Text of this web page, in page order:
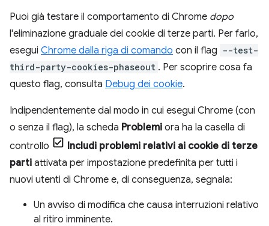
Puoi già testare il comportamento di Chrome dopo
l'eliminazione graduale dei cookie di terze parti. Per farlo,
esegui Chrome dalla riga di comando con il flag --test-
third-party-cookies-phaseout . Per scoprire cosa fa
questo flag, consulta Debug dei cookie.
Indipendentemente dal modo in cui esegui Chrome (con
o senza il flag), la scheda Problemi ora ha la casella di
controllo
Includi problemi relativi ai cookie di terze
parti attivata per impostazione predefinita per tutti i
nuovi utenti di Chrome e, di conseguenza, segnala:
Un avviso di modifica che causa interruzioni relativo
al ritiro imminente.